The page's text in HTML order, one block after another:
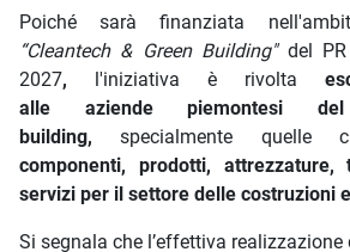
Poiché sarà finanziata
“Cleantech & Green Building" del
2027, l'iniziativa è rivolta
alle aziende piemontesi
building, specialmente quelle
componenti, prodotti, attrezzature,
servizi per il settore delle costruzioni
Si segnala che l’effettiva realizzazione